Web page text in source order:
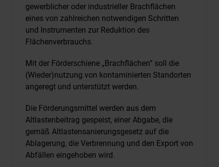
gewerblicher oder industrieller Brachflächen
eines von zahlreichen notwendigen Schritten
und Instrumenten zur Reduktion des
Flächenverbrauchs.
Mit der Förderschiene „Brachflächen“ soll die
(Wieder)nutzung von kontaminierten Standorten
angeregt und unterstützt werden.
Die Förderungsmittel werden aus dem
Altlastenbeitrag gespeist, einer Abgabe, die
gemäß Altlastensanierungsgesetz auf die
Ablagerung, die Verbrennung und den Export von
Abfällen eingehoben wird.